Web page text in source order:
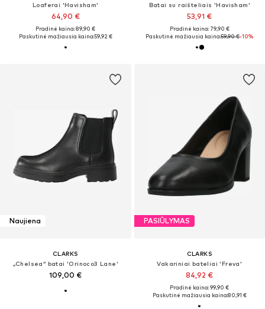
Loaferai 'Havisham'
64,90 €
Pradinė kaina: 89,90 €
Paskutinė mažiausia kaina:59,92 €
Batai su raišteliais 'Havisham'
53,91 €
Pradinė kaina: 79,90 €
Paskutinė mažiausia kaina:59,90 €-10%
Naujiena
CLARKS
„Chelsea“ batai 'Orinoco3 Lane'
109,00 €
PASIŪLYMAS
CLARKS
Vakariniai bateliai 'Freva'
84,92 €
Pradinė kaina: 99,90 €
Paskutinė mažiausia kaina:80,91 €